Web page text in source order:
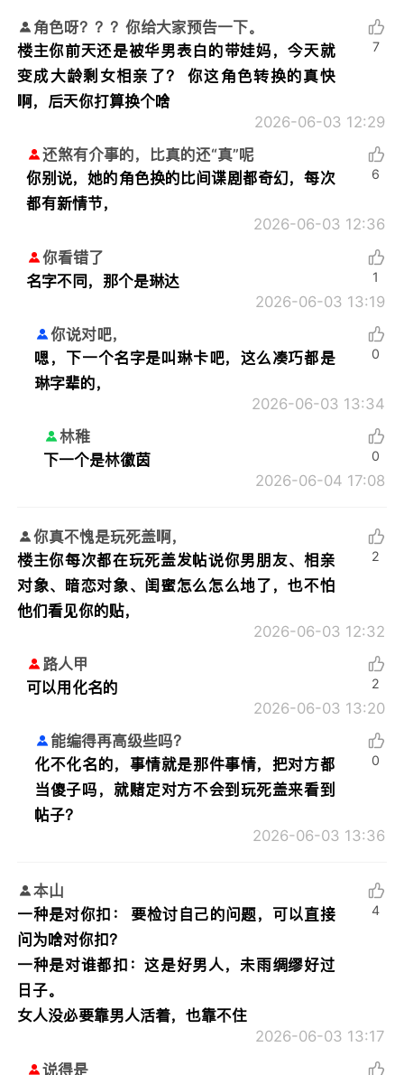
角色呀？？？你给大家预告一下。
楼主你前天还是被华男表白的带娃妈，今天就
变成大龄剩女相亲了？ 你这角色转换的真快
啊，后天你打算换个啥
2026-06-03 12:29
7
还煞有介事的，比真的还“真”呢
你别说，她的角色换的比间谍剧都奇幻，每次
都有新情节，
2026-06-03 12:36
6
你看错了
名字不同，那个是琳达
2026-06-03 13:19
1
你说对吧，
嗯，下一个名字是叫琳卡吧，这么凑巧都是
琳字辈的，
2026-06-03 13:34
0
林稚
下一个是林徽茵
2026-06-04 17:08
0
你真不愧是玩死盖啊，
楼主你每次都在玩死盖发帖说你男朋友、相亲
对象、暗恋对象、闺蜜怎么怎么地了，也不怕
他们看见你的贴，
2026-06-03 12:32
2
路人甲
可以用化名的
2026-06-03 13:20
2
能编得再高级些吗？
化不化名的，事情就是那件事情，把对方都
当傻子吗，就赌定对方不会到玩死盖来看到
帖子？
2026-06-03 13:36
0
本山
一种是对你扣： 要检讨自己的问题，可以直接
问为啥对你扣？
一种是对谁都扣：这是好男人，未雨绸缪好过
日子。
女人没必要靠男人活着，也靠不住
2026-06-03 13:17
4
说得是